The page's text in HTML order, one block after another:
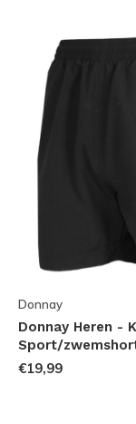
Donnay
Donnay Heren -
Sport/
€19,99